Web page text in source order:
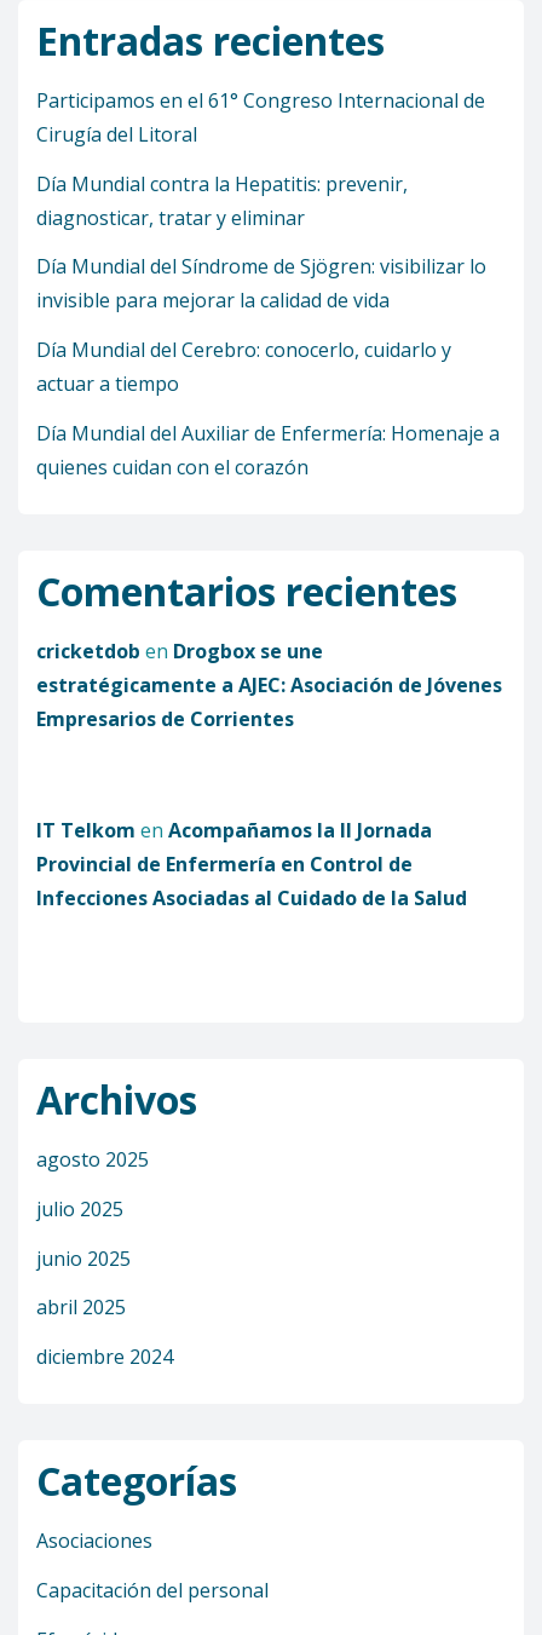
Entradas recientes
Participamos en el 61° Congreso Internacional de
Cirugía del Litoral
Día Mundial contra la Hepatitis: prevenir,
diagnosticar, tratar y eliminar
Día Mundial del Síndrome de Sjögren: visibilizar lo
invisible para mejorar la calidad de vida
Día Mundial del Cerebro: conocerlo, cuidarlo y
actuar a tiempo
Día Mundial del Auxiliar de Enfermería: Homenaje a
quienes cuidan con el corazón
Comentarios recientes
cricketdob en Drogbox se une
estratégicamente a AJEC: Asociación de Jóvenes
Empresarios de Corrientes
IT Telkom en Acompañamos la II Jornada
Provincial de Enfermería en Control de
Infecciones Asociadas al Cuidado de la Salud
Archivos
agosto 2025
julio 2025
junio 2025
abril 2025
diciembre 2024
Categorías
Asociaciones
Capacitación del personal